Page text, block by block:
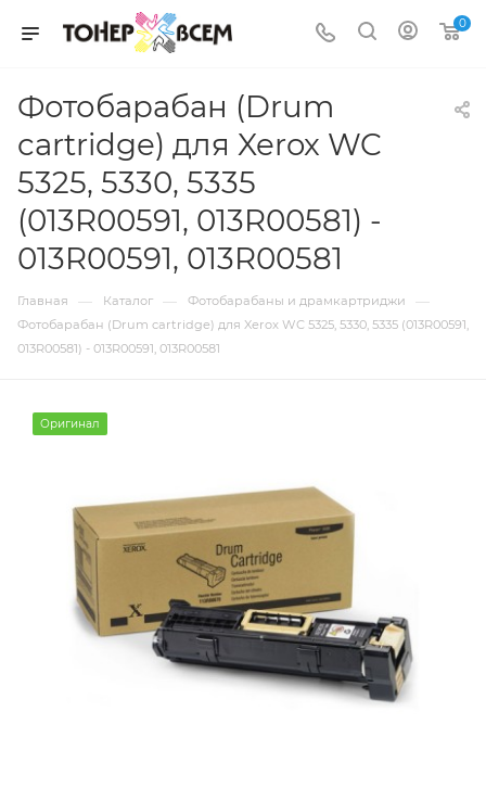
0
Фотобарабан (Drum
cartridge) для Xerox WC
5325, 5330, 5335
(013R00591, 013R00581) -
013R00591, 013R00581
Главная — Каталог — Фотобарабаны и драмкартриджи —
Фотобарабан (Drum cartridge) для Xerox WC 5325, 5330, 5335 (013R00591,
013R00581) - 013R00591, 013R00581
Оригинал